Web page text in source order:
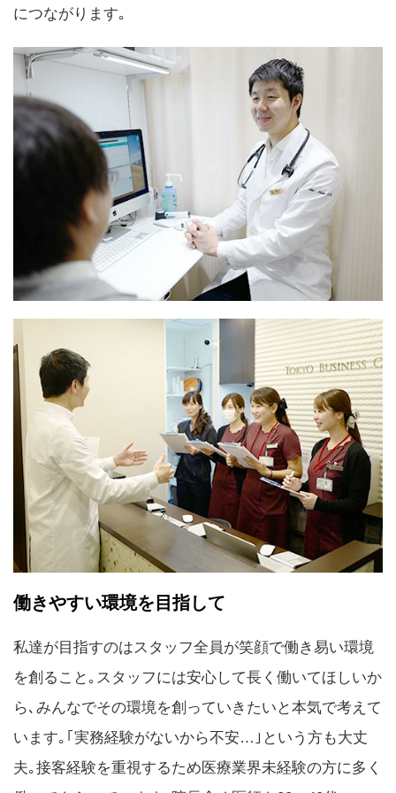
につながります｡
働きやすい環境を目指して
私達が目指すのはスタッフ全員が笑顔で働き易い環境
を創ること｡スタッフには安心して長く働いてほしいか
ら､みんなでその環境を創っていきたいと本気で考えて
います｡｢実務経験がないから不安…｣という方も大丈
夫｡接客経験を重視するため医療業界未経験の方に多く